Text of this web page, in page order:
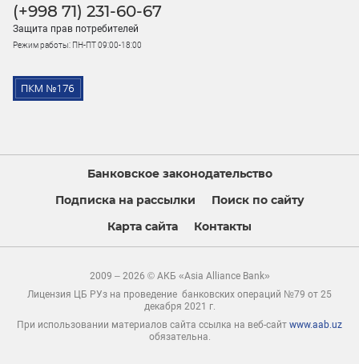
(+998 71) 231-60-67
Защита прав потребителей
Режим работы: ПН-ПТ 09:00-18:00
Банковское законодательство
Подписка на рассылки
Поиск по сайту
Карта сайта
Контакты
2009 – 2026 © АКБ «Asia Alliance Bank»
Лицензия ЦБ РУз на проведение банковских операций №79 от 25
декабря 2021 г.
При использовании материалов сайта ссылка на веб-сайт www.aab.uz
обязательна.